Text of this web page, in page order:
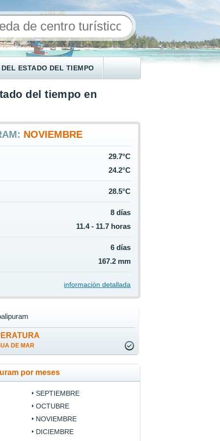
ESTADO DEL TIEMPO
del tiempo en
NOVIEMBRE
29.7°C
24.2°C
28.5°C
8 días
11.4 - 11.7 horas
6 días
167.2 mm
información detallada
DE MAR
por meses
SEPTIEMBRE
OCTUBRE
NOVIEMBRE
DICIEMBRE